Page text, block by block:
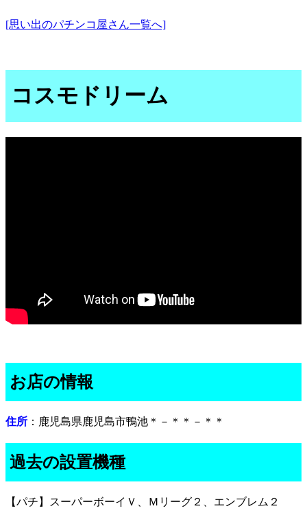
[思い出のパチンコ屋さん一覧へ]
コスモドリーム
お店の情報
住所 ：鹿児島県鹿児島市鴨池＊－＊＊－＊＊
過去の設置機種
【パチ】スーパーボーイＶ、Ｍリーグ２、エンブレム２